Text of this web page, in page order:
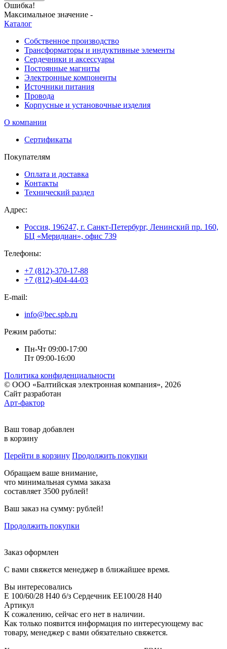
Ошибка!
Максимальное значение -
Каталог
Собственное производство
Трансформаторы и индуктивные элементы
Сердечники и аксессуары
Постоянные магниты
Электронные компоненты
Источники питания
Провода
Корпусные и установочные изделия
О компании
Сертификаты
Покупателям
Оплата и доставка
Контакты
Технический раздел
Адрес:
Россия, 196247, г. Санкт-Петербург, Ленинский пр. 160,
БЦ «Меридиан», офис 739
Телефоны:
+7 (812)-370-17-88
+7 (812)-404-44-03
E-mail:
info@bec.spb.ru
Режим работы:
Пн-Чт 09:00-17:00
Пт 09:00-16:00
Политика конфиденциальности
© ООО «Балтийская электронная компания», 2026
Сайт разработан
Арт-фактор
Ваш товар добавлен
в корзину
Перейти в корзину Продолжить покупки
Обращаем ваше внимание,
что минимальная сумма заказа
составляет 3500 рублей!
Ваш заказ на сумму: рублей!
Продолжить покупки
Заказ оформлен
С вами свяжется менеджер в ближайшее время.
Вы интересовались
E 100/60/28 H40 б/з Сердечник EE100/28 H40
Артикул
К сожалению, сейчас его нет в наличии.
Как только появится информация по интересующему вас
товару, менеджер с вами обязательно свяжется.